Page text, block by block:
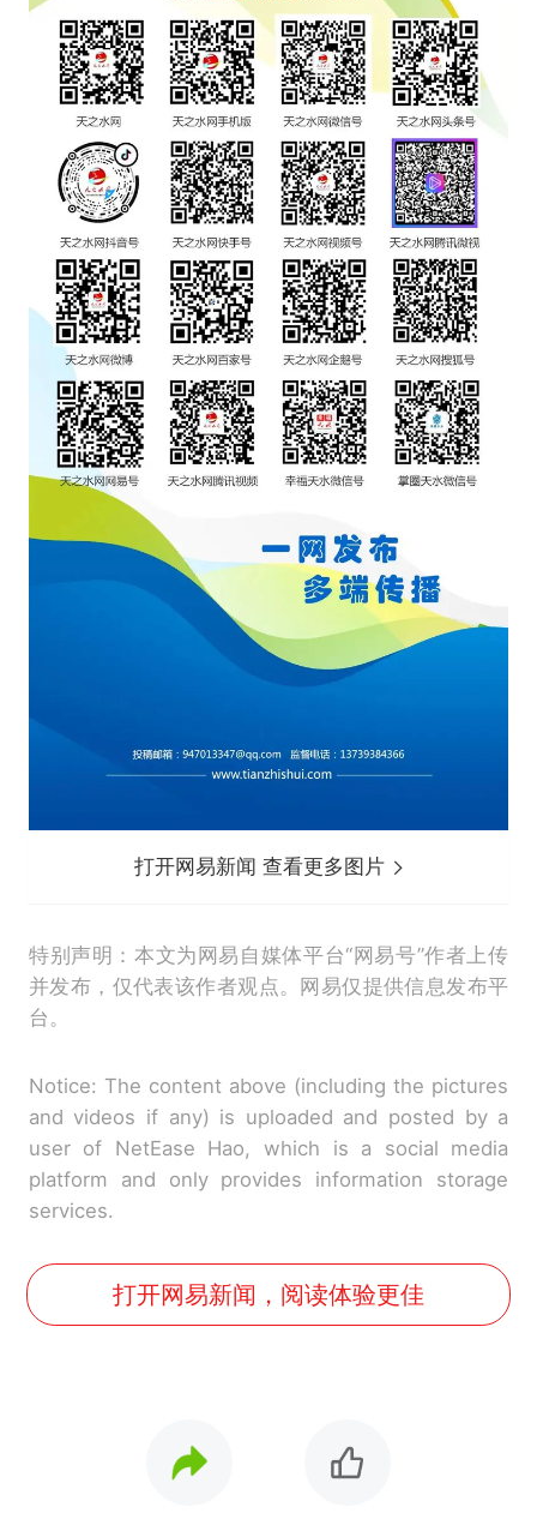
打开网易新闻 查看更多图片
特别声明：本文为网易自媒体平台“网易号”作者上传
并发布，仅代表该作者观点。网易仅提供信息发布平
台。
Notice: The content above (including the pictures
and videos if any) is uploaded and posted by a
user of NetEase Hao, which is a social media
platform and only provides information storage
services.
打开网易新闻，阅读体验更佳